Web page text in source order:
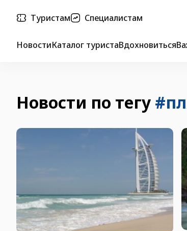
Туристам Специалистам
НовостиКаталог туристаВдохновиться
Новости по тегу